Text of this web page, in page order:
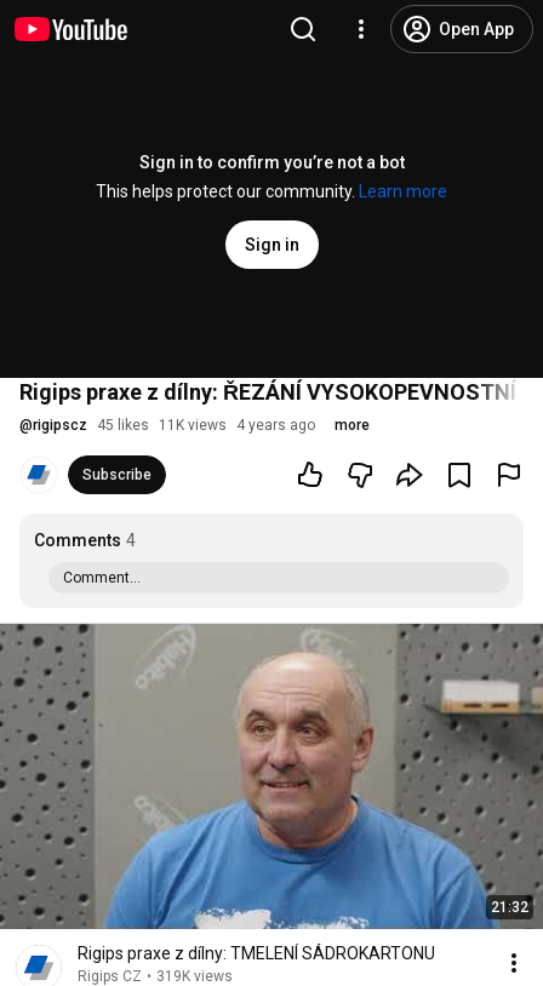
Open App
Sign in to confirm you’re not a bot
This helps protect our community.
Learn more
Sign in
Rigips praxe z dílny: ŘEZÁNÍ VYSOKOPEVNOSTNÍ
@rigipscz 45 likes 11K views 4 years ago more
Subscribe
Comments 4
Comment...
21:32
Rigips praxe z dílny: TMELENÍ SÁDROKARTONU
Rigips CZ • 319K views